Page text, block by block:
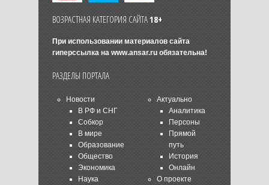
ВОЗРАСТНАЯ КАТЕГОРИЯ САЙТА18+
При использовании материалов сайта
гиперссылка на www.ansar.ruобязательна!
РАЗДЕЛЫ ПОРТАЛА
Новости
В РФ и СНГ
Собкор
В мире
Образование
Общество
Экономика
Наука
Актуально
Аналитика
Персоны
Прямой
путь
История
Онлайн
О проекте